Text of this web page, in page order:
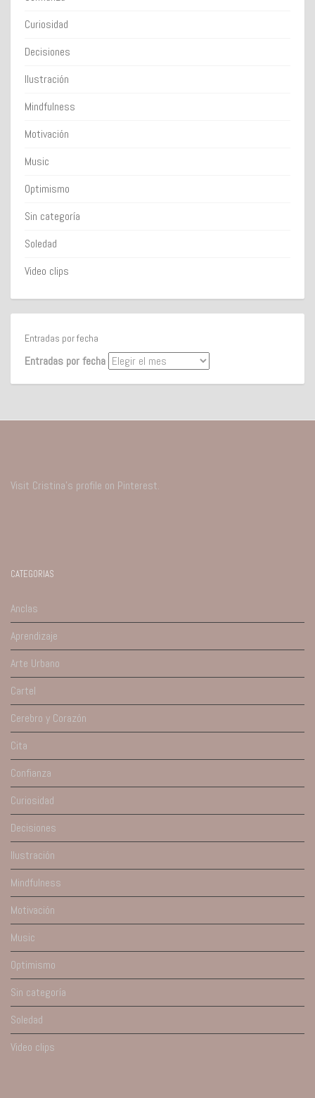
Curiosidad
Decisiones
Ilustración
Mindfulness
Motivación
Music
Optimismo
Sin categoría
Soledad
Video clips
Entradas por fecha
Entradas por fecha
Visit Cristina's profile on Pinterest.
CATEGORIAS
Anclas
Aprendizaje
Arte Urbano
Cartel
Cerebro y Corazón
Cita
Confianza
Curiosidad
Decisiones
Ilustración
Mindfulness
Motivación
Music
Optimismo
Sin categoría
Soledad
Video clips